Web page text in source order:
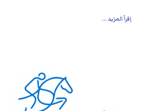
إقرأ المزيد ...